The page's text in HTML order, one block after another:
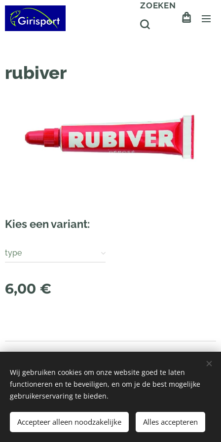
ZOEKEN
rubiver
Kies een variant:
type
6,00 €
Toevoegen aan de winkelwagen
Webnode
Wij gebruiken cookies om onze website goed te laten
functioneren en te beveiligen, en om je de best mogelijke
gebruikerservaring te bieden.
Accepteer alleen noodzakelijke Alles accepteren